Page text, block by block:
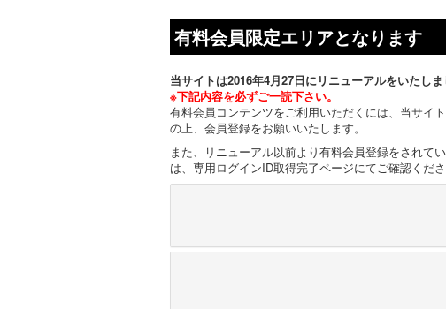
有料会員限定エリアとなります
当サイトは2016年4月27日にリニューアルをいたしま
※下記内容を必ずご一読下さい。
有料会員コンテンツをご利用いただくには、当サイ
の上、会員登録をお願いいたします。
また、リニューアル以前より有料会員登録をされて
は、専用ログインID取得完了ページにてご確認くださ